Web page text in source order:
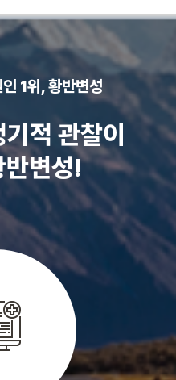
1위, 황반변성
적 관찰이
반변성!